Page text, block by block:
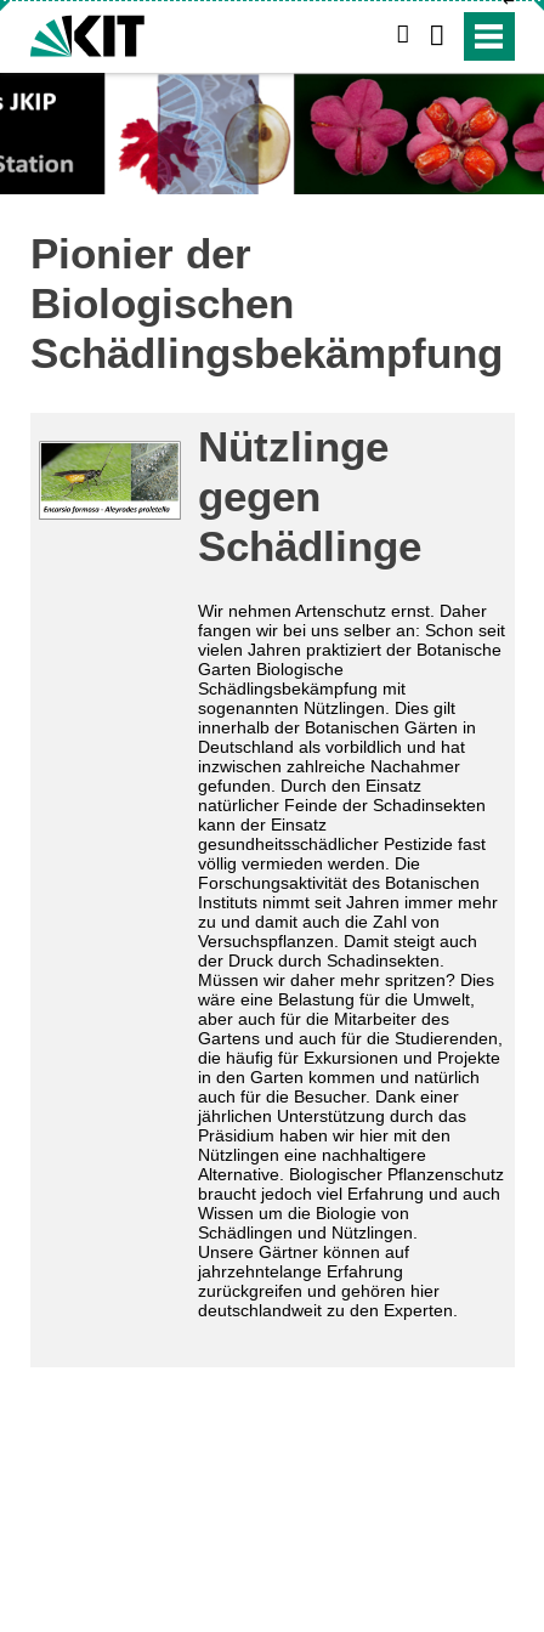
Pionier der
Biologischen
Schädlingsbekämpfung
Nützlinge
gegen
Schädlinge
Wir nehmen Artenschutz ernst. Daher
fangen wir bei uns selber an: Schon seit
vielen Jahren praktiziert der Botanische
Garten Biologische
Schädlingsbekämpfung mit
sogenannten Nützlingen. Dies gilt
innerhalb der Botanischen Gärten in
Deutschland als vorbildlich und hat
inzwischen zahlreiche Nachahmer
gefunden. Durch den Einsatz
natürlicher Feinde der Schadinsekten
kann der Einsatz
gesundheitsschädlicher Pestizide fast
völlig vermieden werden. Die
Forschungsaktivität des Botanischen
Instituts nimmt seit Jahren immer mehr
zu und damit auch die Zahl von
Versuchspflanzen. Damit steigt auch
der Druck durch Schadinsekten.
Müssen wir daher mehr spritzen? Dies
wäre eine Belastung für die Umwelt,
aber auch für die Mitarbeiter des
Gartens und auch für die Studierenden,
die häufig für Exkursionen und Projekte
in den Garten kommen und natürlich
auch für die Besucher. Dank einer
jährlichen Unterstützung durch das
Präsidium haben wir hier mit den
Nützlingen eine nachhaltigere
Alternative. Biologischer Pflanzenschutz
braucht jedoch viel Erfahrung und auch
Wissen um die Biologie von
Schädlingen und Nützlingen.
Unsere Gärtner können auf
jahrzehntelange Erfahrung
zurückgreifen und gehören hier
deutschlandweit zu den Experten.